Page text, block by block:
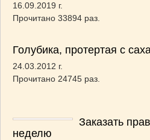
16.09.2019 г.
Прочитано 33894 раз.
Голубика, протертая с
24.03.2012 г.
Прочитано 24745 раз.
Заказать
неделю